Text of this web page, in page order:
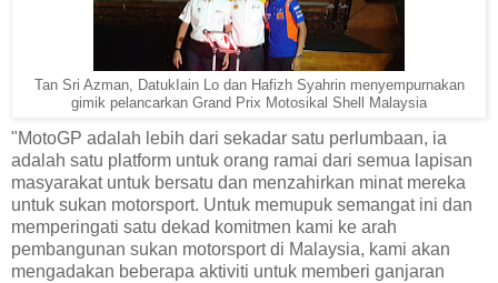
Tan Sri Azman, DatukIain Lo dan Hafizh Syahrin menyempurnakan
gimik pelancarkan Grand Prix Motosikal Shell Malaysia
"MotoGP adalah lebih dari sekadar satu perlumbaan, ia
adalah satu platform untuk orang ramai dari semua lapisan
masyarakat untuk bersatu dan menzahirkan minat mereka
untuk sukan motorsport. Untuk memupuk semangat ini dan
memperingati satu dekad komitmen kami ke arah
pembangunan sukan motorsport di Malaysia, kami akan
mengadakan beberapa aktiviti untuk memberi ganjaran